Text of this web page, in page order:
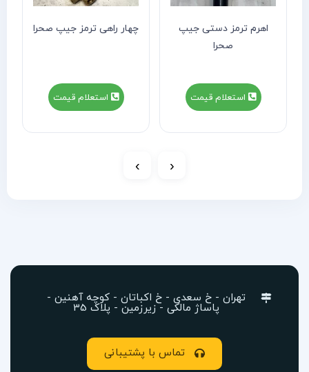
اهرم ترمز دستی جیپ
صحرا
استعلام قیمت
چهار راهی ترمز جیپ صحرا
استعلام قیمت
‹
›
تهران - خ سعدی - خ اکباتان - کوچه آهنین -
پاساژ مالکی - زیرزمین - پلاک 35
تماس با پشتیبانی